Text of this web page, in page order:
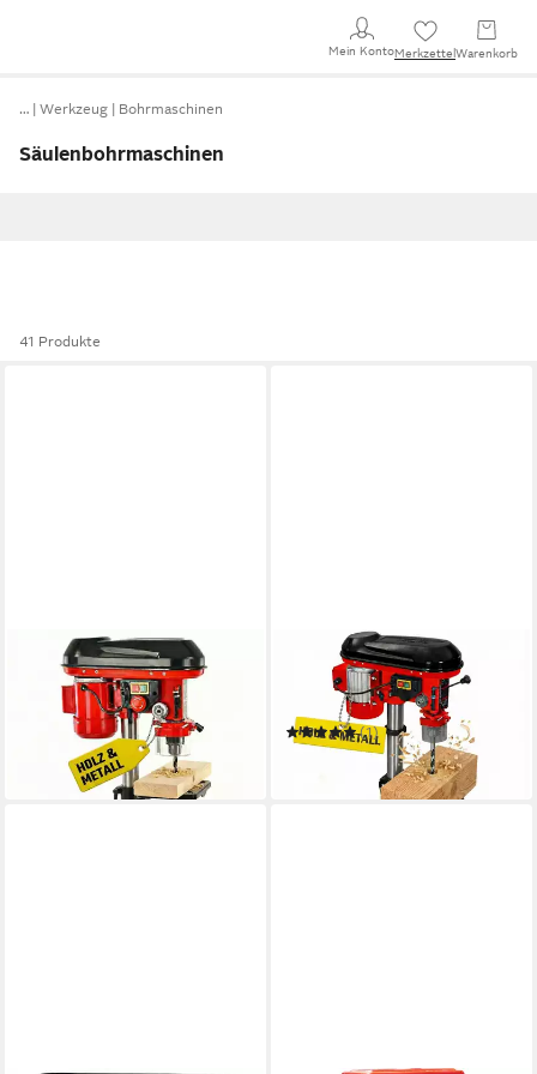
Mein KontoMerkzettel Warenkorb
… Werkzeug Bohrmaschinen
Säulenbohrmaschinen
41 Produkte
HECHT
Tischbohrmaschine 1055 mit
50 mm Spindelhub
145,11 €
in 2-3 Werktagen bei dir
Tischbohrmaschine 1063
Profi-Modell
Standbohrmaschine
(1)
224,31 €
in 2-3 Werktagen bei dir